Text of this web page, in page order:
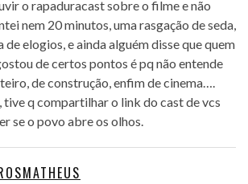
o rapaduracast sobre o filme e não
nem 20 minutos, uma rasgação de seda,
de elogios, e ainda alguém disse que quem
de certos pontos é pq não entende
de construção, enfim de cinema….
tive q compartilhar o link do cast de vcs
se o povo abre os olhos.